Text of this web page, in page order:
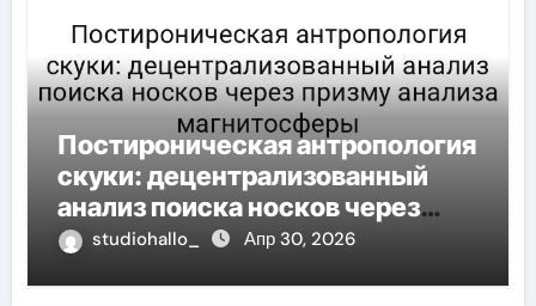
Постироническая антропология
скуки: децентрализованный
анализ поиска носков через
призму анализа магнитосферы
studiohallo_ Апр 30, 2026